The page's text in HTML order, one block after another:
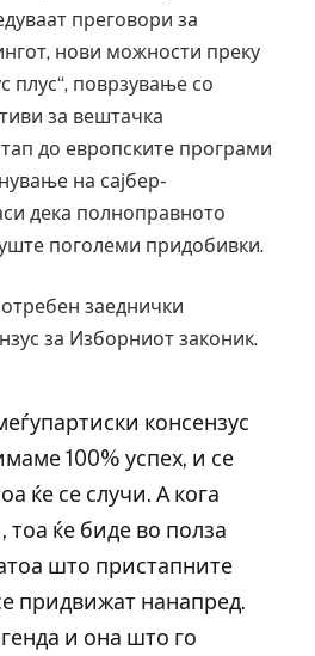
преговори за
нови можности преку
плус“, поврзување со
за вештачка
до европските програми
на сајбер-
дека полноправното
поголеми придобивки.
заеднички
за Изборниот законик.
консензус
100% успех, и се
ќе се случи. А кога
тоа ќе биде во полза
што пристапните
придвижат нанапред.
и она што го